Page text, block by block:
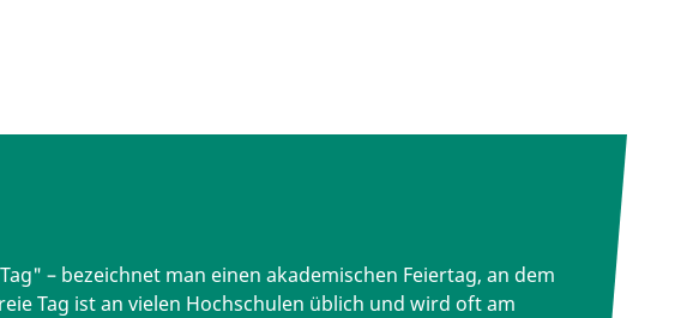
– bezeichnet man einen akademischen Feiertag, an dem
Tag ist an vielen Hochschulen üblich und wird oft am